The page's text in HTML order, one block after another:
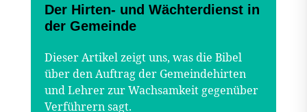
Der Hirten- und Wächterdienst in
der Gemeinde
Dieser Artikel zeigt uns, was die Bibel
über den Auftrag der Gemeindehirten
und Lehrer zur Wachsamkeit gegenüber
Verführern sagt.